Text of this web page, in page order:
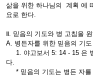
삶을 위한 하나님의 계획
요로 한다.
Ⅱ. 믿음의 기도와 병 고침을
A. 병든자를 위한 믿음의 기도
1. 야고보서 5: 14 - 15 은
다.
* 믿음의 기도는 병든 자를